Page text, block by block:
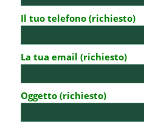
Il tuo telefono (richiesto)
La tua email (richiesto)
Oggetto (richiesto)